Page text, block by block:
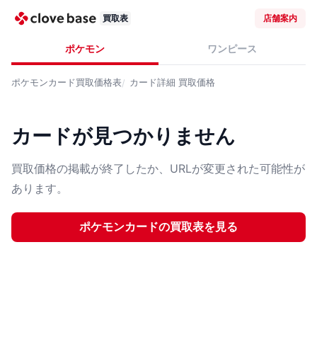
買取表 店舗案内
ポケモン ワンピース
ポケモンカード買取価格表 カード詳細 買取価格
カードが見つかりません
買取価格の掲載が終了したか、URLが変更された可能性が
あります。
ポケモンカードの買取表を見る